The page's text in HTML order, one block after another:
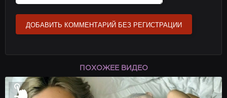
ДОБАВИТЬ КОММЕНТАРИЙ БЕЗ РЕГИСТРАЦИИ
ПОХОЖЕЕ ВИДЕО